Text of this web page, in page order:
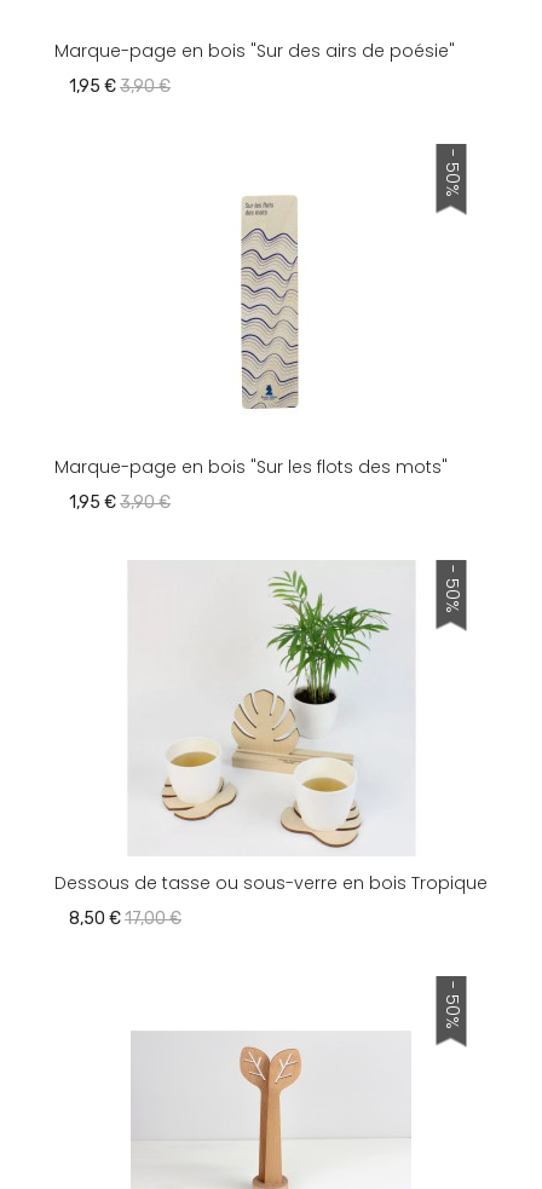
Marque-page en bois "Sur des airs de poésie"
1,95 €3,90 €
- 50%
Marque-page en bois "Sur les flots des mots"
1,95 €3,90 €
- 50%
Dessous de tasse ou sous-verre en bois Tropique
8,50 €17,00 €
- 50%